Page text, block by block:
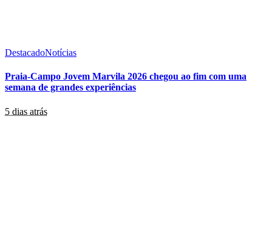
DestacadoNotícias
Praia-Campo Jovem Marvila 2026 chegou ao fim com uma
semana de grandes experiências
5 dias atrás